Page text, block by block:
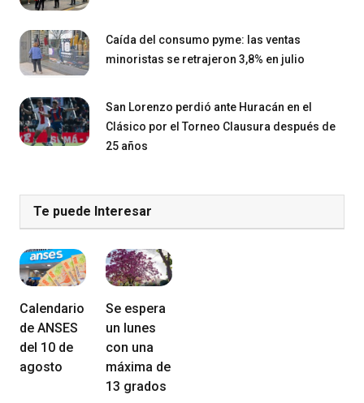
Caída del consumo pyme: las ventas
minoristas se retrajeron 3,8% en julio
San Lorenzo perdió ante Huracán en el
Clásico por el Torneo Clausura después de
25 años
Te puede Interesar
Calendario
de ANSES
del 10 de
agosto
Se espera
un lunes
con una
máxima de
13 grados